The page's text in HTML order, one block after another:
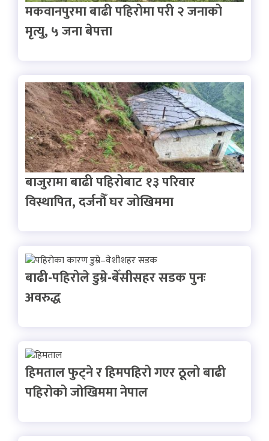
मकवानपुरमा बाढी पहिरोमा परी २ जनाको
मृत्यु, ५ जना बेपत्ता
बाजुरामा बाढी पहिरोबाट १३ परिवार
विस्थापित, दर्जनौँ घर जोखिममा
बाढी-पहिरोले डुम्रे-बेँसीसहर सडक पुनः
अवरुद्ध
हिमताल फुट्ने र हिमपहिरो गएर ठूलो बाढी
पहिरोको जोखिममा नेपाल